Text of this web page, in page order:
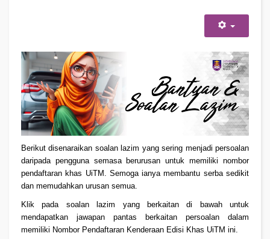
Berikut disenaraikan soalan lazim yang sering menjadi persoalan
daripada pengguna semasa berurusan untuk memiliki nombor
pendaftaran khas UiTM. Semoga ianya membantu serba sedikit
dan memudahkan urusan semua.
Klik pada soalan lazim yang berkaitan di bawah untuk
mendapatkan jawapan pantas berkaitan persoalan dalam
memiliki Nombor Pendaftaran Kenderaan Edisi Khas UiTM ini.